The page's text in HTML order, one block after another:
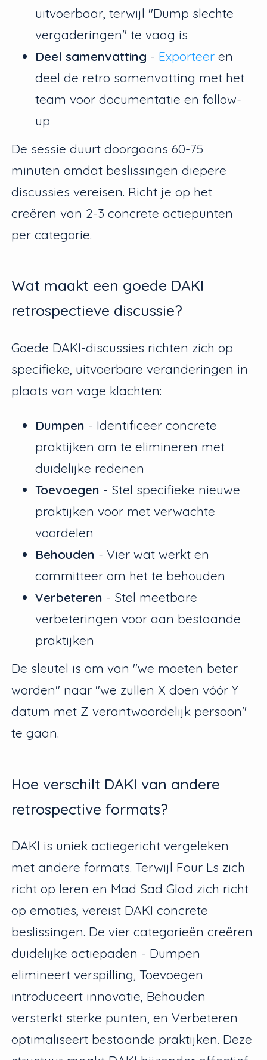
uitvoerbaar, terwijl "Dump slechte
vergaderingen" te vaag is
Deel samenvatting - Exporteer en
deel de retro samenvatting met het
team voor documentatie en follow-
up
De sessie duurt doorgaans 60-75
minuten omdat beslissingen diepere
discussies vereisen. Richt je op het
creëren van 2-3 concrete actiepunten
per categorie.
Wat maakt een goede DAKI
retrospectieve discussie?
Goede DAKI-discussies richten zich op
specifieke, uitvoerbare veranderingen in
plaats van vage klachten:
Dumpen - Identificeer concrete
praktijken om te elimineren met
duidelijke redenen
Toevoegen - Stel specifieke nieuwe
praktijken voor met verwachte
voordelen
Behouden - Vier wat werkt en
committeer om het te behouden
Verbeteren - Stel meetbare
verbeteringen voor aan bestaande
praktijken
De sleutel is om van "we moeten beter
worden" naar "we zullen X doen vóór Y
datum met Z verantwoordelijk persoon"
te gaan.
Hoe verschilt DAKI van andere
retrospective formats?
DAKI is uniek actiegericht vergeleken
met andere formats. Terwijl Four Ls zich
richt op leren en Mad Sad Glad zich richt
op emoties, vereist DAKI concrete
beslissingen. De vier categorieën creëren
duidelijke actiepaden - Dumpen
elimineert verspilling, Toevoegen
introduceert innovatie, Behouden
versterkt sterke punten, en Verbeteren
optimaliseert bestaande praktijken. Deze